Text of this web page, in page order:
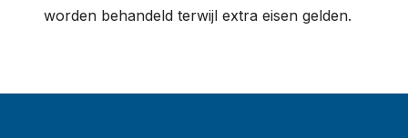
worden behandeld terwijl extra eisen gelden.